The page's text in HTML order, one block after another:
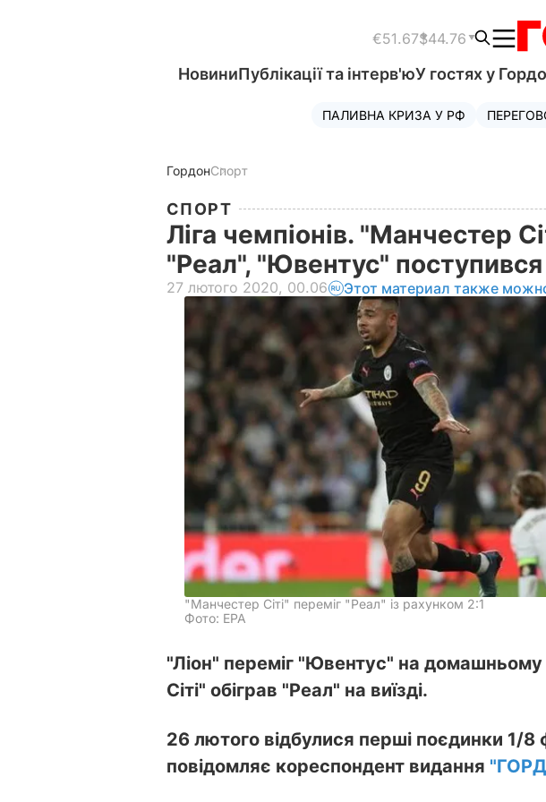
€51.67$44.76
НовиниПублікації та інтерв'юУ гостях у
ПАЛИВНА КРИЗА У РФ
ГордонСпорт
СПОРТ
Ліга чемпіонів. "Манчестер
"Реал", "Ювентус" поступився
27 лютого 2020, 00.06 Этот материал также
"Манчестер Сіті" переміг "Реал" із рахунком 2:1
Фото: EPA
"Ліон" переміг "Ювентус" на домашньому
Сіті" обіграв "Реал" на виїзді.
26 лютого відбулися перші поєдинки 1/8
повідомляє кореспондент видання